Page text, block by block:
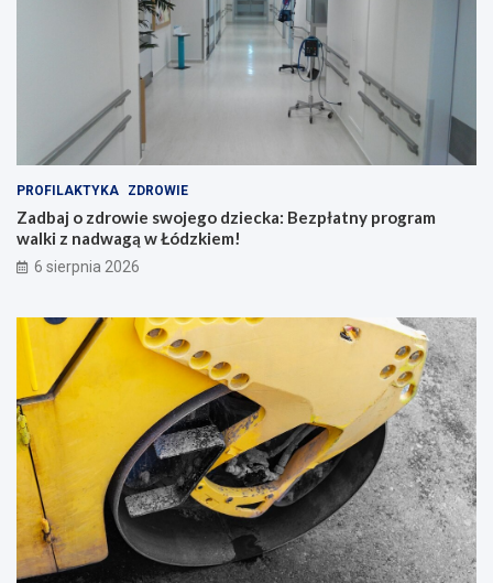
PROFILAKTYKA ZDROWIE
Zadbaj o zdrowie swojego dziecka: Bezpłatny program
walki z nadwagą w Łódzkiem!
6 sierpnia 2026